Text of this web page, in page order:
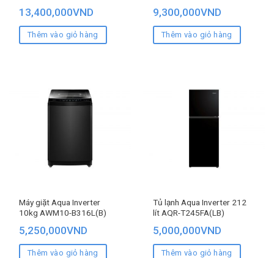
13,400,000VND
Thêm vào giỏ hàng
9,300,000VND
Thêm vào giỏ hàng
Máy giặt Aqua Inverter
10kg AWM10-B316L(B)
5,250,000VND
Thêm vào giỏ hàng
Tủ lạnh Aqua Inverter 212
lít AQR-T245FA(LB)
5,000,000VND
Thêm vào giỏ hàng